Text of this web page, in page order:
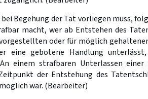
Begehung der Tat vorliegen muss,
macht, wer ab Entstehen des
oder für möglich
eine gebotene Handlung
einem strafbaren Unterlassen einer
der Entstehung des
war. (Bearbeiter)